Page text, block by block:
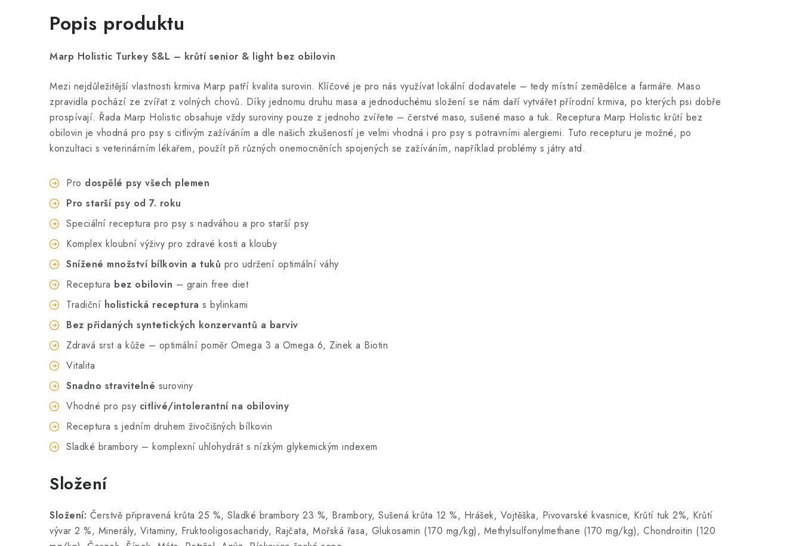
Popis produktu
Marp Holistic Turkey S&L – krůtí senior & light bez obilovin
Mezi nejdůležitější vlastnosti krmiva Marp patří kvalita surovin. Klíčové je pro nás využívat lokální dodavatele – tedy místní zemědělce a farmáře. Maso
zpravidla pochází ze zvířat z volných chovů. Díky jednomu druhu masa a jednoduchému složení se nám daří vytvářet přírodní krmiva, po kterých psi dobře
prospívají. Řada Marp Holistic obsahuje vždy suroviny pouze z jednoho zvířete – čerstvé maso, sušené maso a tuk. Receptura Marp Holistic krůtí bez
obilovin je vhodná pro psy s citlivým zažíváním a dle našich zkušeností je velmi vhodná i pro psy s potravními alergiemi. Tuto recepturu je možné, po
konzultaci s veterinárním lékařem, použít při různých onemocněních spojených se zažíváním, například problémy s játry atd.
Pro dospělé psy všech plemen
Pro starší psy od 7. roku
Speciální receptura pro psy s nadváhou a pro starší psy
Komplex kloubní výživy pro zdravé kosti a klouby
Snížené množství bílkovin a tuků pro udržení optimální váhy
Receptura bez obilovin – grain free diet
Tradiční holistická receptura s bylinkami
Bez přidaných syntetických konzervantů a barviv
Zdravá srst a kůže – optimální poměr Omega 3 a Omega 6, Zinek a Biotin
Vitalita
Snadno stravitelné suroviny
Vhodné pro psy citlivé/intolerantní na obiloviny
Receptura s jedním druhem živočišných bílkovin
Sladké brambory – komplexní uhlohydrát s nízkým glykemickým indexem
Složení
Složení: Čerstvě připravená krůta 25 %, Sladké brambory 23 %, Brambory, Sušená krůta 12 %, Hrášek, Vojtěška, Pivovarské kvasnice, Krůtí tuk 2%, Krůtí
vývar 2 %, Minerály, Vitaminy, Fruktooligosacharidy, Rajčata, Mořská řasa, Glukosamin (170 mg/kg), Methylsulfonylmethane (170 mg/kg), Chondroitin (120